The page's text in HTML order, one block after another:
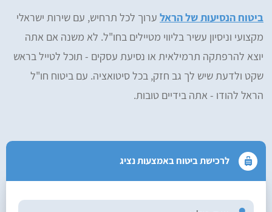
ביטוח הנסיעות של הראל ערוך לכל תרחיש, עם שירות ישראלי
מקצועי וניסיון עשיר בליווי מטיילים בחו"ל. לא משנה אם אתה
יוצא להרפתקה תרמילאית או נסיעת עסקים - תוכל לטייל בראש
שקט ולדעת שיש לך גב חזק, בכל סיטואציה. עם ביטוח חו"ל
הראל להודו - אתה בידיים טובות.
לרכישת ביטוח באמצעות נציג